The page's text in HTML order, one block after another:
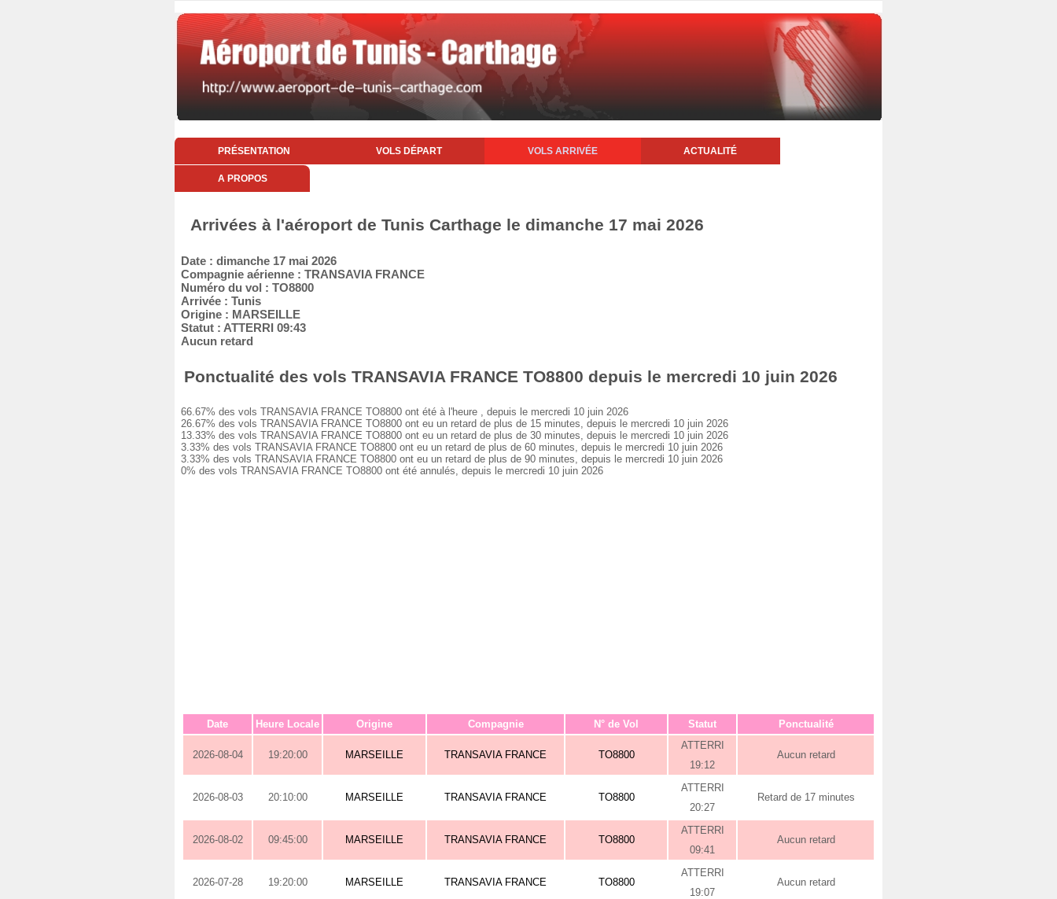
PRÉSENTATION VOLS DÉPART VOLS ARRIVÉE ACTUALITÉ
A PROPOS
Arrivées à l'aéroport de Tunis Carthage le dimanche 17 mai 2026
Date : dimanche 17 mai 2026
Compagnie aérienne : TRANSAVIA FRANCE
Numéro du vol : TO8800
Arrivée : Tunis
Origine : MARSEILLE
Statut : ATTERRI 09:43
Aucun retard
Ponctualité des vols TRANSAVIA FRANCE TO8800 depuis le mercredi 10 juin 2026
66.67% des vols TRANSAVIA FRANCE TO8800 ont été à l'heure , depuis le mercredi 10 juin 2026
26.67% des vols TRANSAVIA FRANCE TO8800 ont eu un retard de plus de 15 minutes, depuis le mercredi 10 juin 2026
13.33% des vols TRANSAVIA FRANCE TO8800 ont eu un retard de plus de 30 minutes, depuis le mercredi 10 juin 2026
3.33% des vols TRANSAVIA FRANCE TO8800 ont eu un retard de plus de 60 minutes, depuis le mercredi 10 juin 2026
3.33% des vols TRANSAVIA FRANCE TO8800 ont eu un retard de plus de 90 minutes, depuis le mercredi 10 juin 2026
0% des vols TRANSAVIA FRANCE TO8800 ont été annulés, depuis le mercredi 10 juin 2026
Date Heure Locale Origine Compagnie N° de Vol Statut Ponctualité
2026-08-04 19:20:00 MARSEILLE TRANSAVIA FRANCE TO8800
ATTERRI
19:12
Aucun retard
2026-08-03 20:10:00 MARSEILLE TRANSAVIA FRANCE TO8800
ATTERRI
20:27
Retard de 17 minutes
2026-08-02 09:45:00 MARSEILLE TRANSAVIA FRANCE TO8800
ATTERRI
09:41
Aucun retard
2026-07-28 19:20:00 MARSEILLE TRANSAVIA FRANCE TO8800
ATTERRI
19:07
Aucun retard